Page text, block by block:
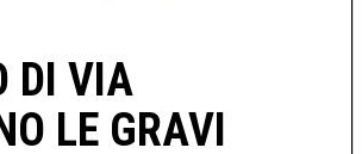
DI VIA
LE GRAVI